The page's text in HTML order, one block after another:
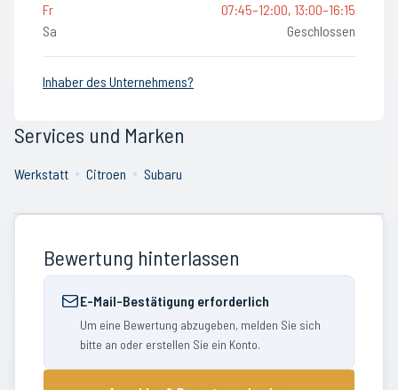
Fr
07:45–12:00, 13:00–16:15
Sa
Geschlossen
Inhaber des Unternehmens?
Services und Marken
Werkstatt Citroen Subaru
Bewertung hinterlassen
E-Mail-Bestätigung erforderlich
Um eine Bewertung abzugeben, melden Sie sich
bitte an oder erstellen Sie ein Konto.